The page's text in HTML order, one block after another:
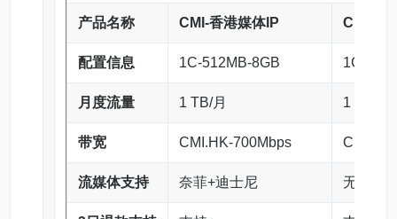
产品名称 CMI-香港媒体IP CMI-香
配置信息 1C-512MB-8GB 1C-
月度流量 1 TB/月 1 TB/月
带宽 CMI.HK-700Mbps
流媒体支持 奈菲+迪士尼 无NF和